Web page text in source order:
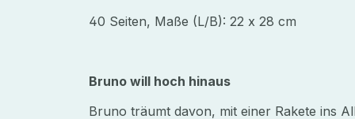
40 Seiten, Maße (L/B): 22 x 28 cm
Bruno will hoch hinaus
Bruno träumt davon, mit einer Rakete ins